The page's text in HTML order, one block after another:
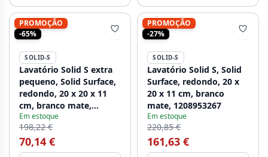
PROMOÇÃO
-65%
SOLID-S
Lavatório Solid S extra
pequeno, Solid Surface,
redondo, 20 x 20 x 11
cm, branco mate,
1208852722
Em estoque
198,22 €
70,14 €
PROMOÇÃO
-27%
SOLID-S
Lavatório Solid S, Solid
Surface, redondo, 20 x
20 x 11 cm, branco
mate, 1208953267
Em estoque
220,85 €
161,63 €